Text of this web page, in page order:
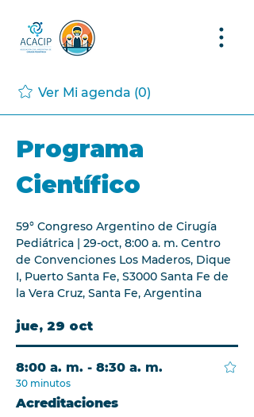
Ver Mi agenda (0)
Programa
Científico
59° Congreso Argentino de Cirugía
Pediátrica | 29-oct, 8:00 a. m. Centro
de Convenciones Los Maderos, Dique
I, Puerto Santa Fe, S3000 Santa Fe de
la Vera Cruz, Santa Fe, Argentina
jue, 29 oct
8:00 a. m. - 8:30 a. m.
30 minutos
Acreditaciones